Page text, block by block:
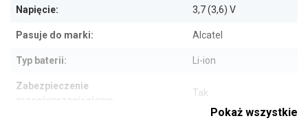
Napięcie: 3,7 (3,6) V
Pasuje do marki: Alcatel
Typ baterii: Li-ion
Zabezpieczenie
Tak
Pokaż wszystkie